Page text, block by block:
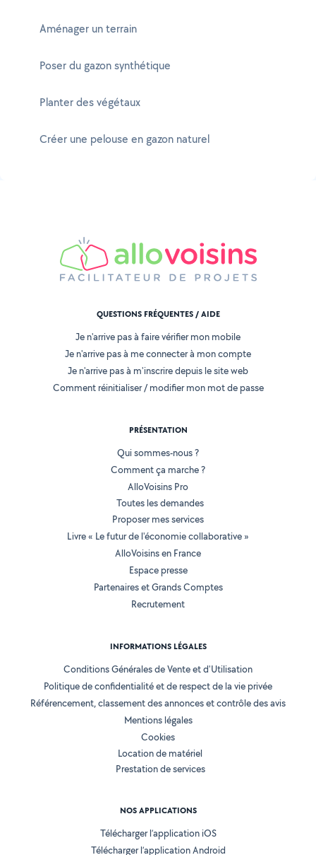
Aménager un terrain
Poser du gazon synthétique
Planter des végétaux
Créer une pelouse en gazon naturel
QUESTIONS FRÉQUENTES / AIDE
Je n'arrive pas à faire vérifier mon mobile
Je n'arrive pas à me connecter à mon compte
Je n'arrive pas à m'inscrire depuis le site web
Comment réinitialiser / modifier mon mot de passe
PRÉSENTATION
Qui sommes-nous ?
Comment ça marche ?
AlloVoisins Pro
Toutes les demandes
Proposer mes services
Livre « Le futur de l'économie collaborative »
AlloVoisins en France
Espace presse
Partenaires et Grands Comptes
Recrutement
INFORMATIONS LÉGALES
Conditions Générales de Vente et d'Utilisation
Politique de confidentialité et de respect de la vie privée
Référencement, classement des annonces et contrôle des avis
Mentions légales
Cookies
Location de matériel
Prestation de services
NOS APPLICATIONS
Télécharger l’application iOS
Télécharger l’application Android